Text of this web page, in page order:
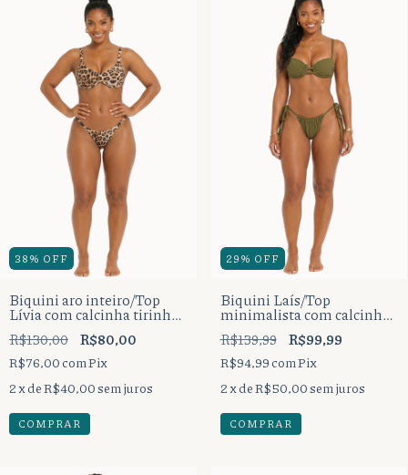
38% OFF
Biquini aro inteiro/Top
Lívia com calcinha tirinha
fio tradicional.
R$130,00 R$80,00
R$76,00 comPix
2 x deR$40,00sem juros
COMPRAR
29% OFF
Biquini Laís/Top
minimalista com calcinha
cortininha um tira fio
dental.
R$139,99 R$99,99
R$94,99 comPix
2 x deR$50,00sem juros
COMPRAR